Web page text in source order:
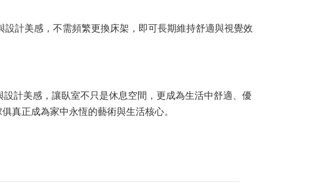
計美感，不需頻繁更換床架，即可長期維持舒適與視覺效
計美感，讓臥室不只是休息空間，更成為生活中舒適、優
真正成為家中永恆的藝術與生活核心。